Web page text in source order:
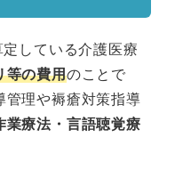
している介護医療
等の費用のことで
管理や褥瘡対策指導
業療法・言語聴覚療